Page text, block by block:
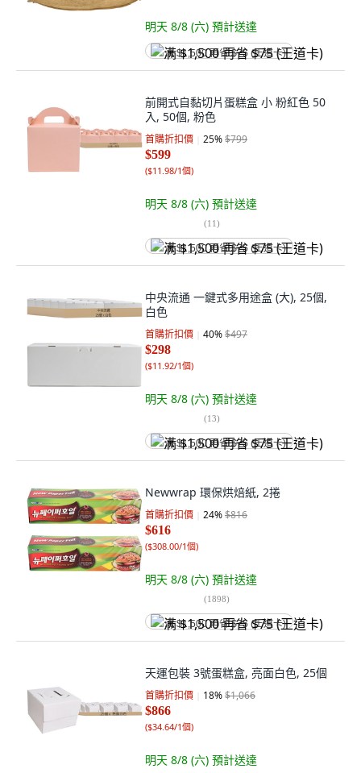
明天 8/8 (六) 預計送達
满 $1,500 再省 $75 (王道卡)
前開式自黏切片蛋糕盒 小 粉紅色 50
入, 50個, 粉色
首購折扣價 25%$799
$599
($11.98/1個)
明天 8/8 (六) 預計送達
(11)
满 $1,500 再省 $75 (王道卡)
中央流通 一鍵式多用途盒 (大), 25個,
白色
首購折扣價 40%$497
$298
($11.92/1個)
明天 8/8 (六) 預計送達
(13)
满 $1,500 再省 $75 (王道卡)
Newwrap 環保烘焙紙, 2捲
首購折扣價 24%$816
$616
($308.00/1個)
明天 8/8 (六) 預計送達
(1898)
满 $1,500 再省 $75 (王道卡)
天運包裝 3號蛋糕盒, 亮面白色, 25個
首購折扣價 18%$1,066
$866
($34.64/1個)
明天 8/8 (六) 預計送達